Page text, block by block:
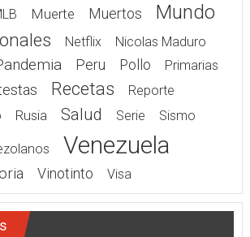
Muerte Muertos Mundo
Netflix
Nicolas Maduro
Peru Pollo
Primarias
Recetas
Reporte
Rusia Salud Serie Sismo
Venezuela
Vinotinto Visa